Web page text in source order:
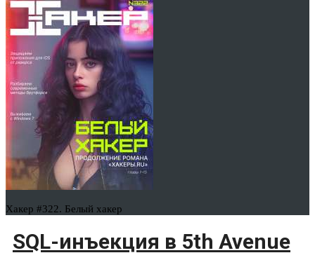
Хакер #322. Белый хакер
SQL-инъекция в 5th Avenue